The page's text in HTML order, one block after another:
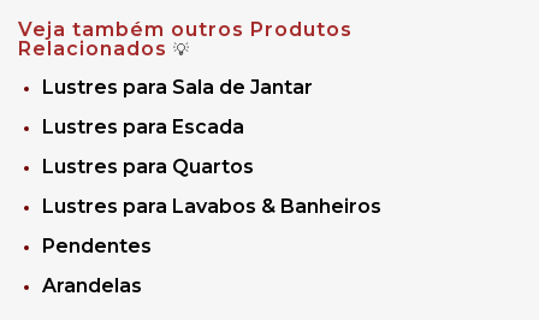
Veja também outros Produtos
Relacionados 💡
Lustres para Sala de Jantar
Lustres para Escada
Lustres para Quartos
Lustres para Lavabos & Banheiros
Pendentes
Arandelas